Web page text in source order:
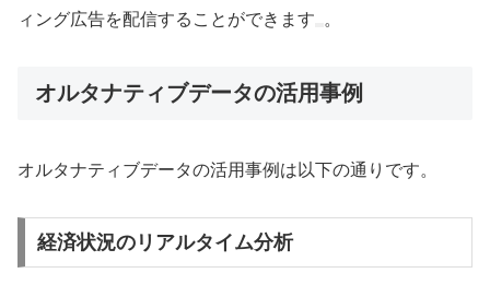
ィング広告を配信することができます
。
オルタナティブデータの活用事例
オルタナティブデータの活用事例は以下の通りです。
経済状況のリアルタイム分析